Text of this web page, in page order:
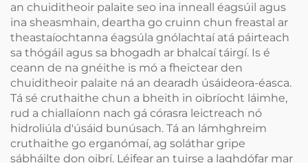
an chuiditheoir palaite seo ina inneall éagsúil agus
ina sheasmhain, deartha go cruinn chun freastal ar
theastaíochtanna éagsúla gnólachtaí atá páirteach
sa thógáil agus sa bhogadh ar bhalcaí táirgí. Is é
ceann de na gnéithe is mó a fheictear den
chuiditheoir palaite ná an dearadh úsáideora-éasca.
Tá sé cruthaithe chun a bheith in oibríocht láimhe,
rud a chiallaíonn nach gá córasra leictreach nó
hidroliúla d'úsáid bunúsach. Tá an lámhghreim
cruthaithe go erganómaí, ag soláthar gripe
sábháilte don oibrí. Léifear an tuirse a laghdófar mar